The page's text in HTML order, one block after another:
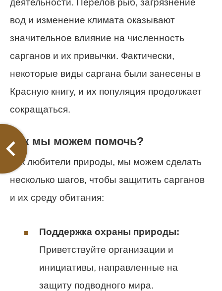
вод и изменение климата оказывают
значительное влияние на численность
сарганов и их привычки. Фактически,
некоторые виды саргана были занесены в
Красную книгу, и их популяция продолжает
сокращаться.
Как мы можем помочь?
Как любители природы, мы можем сделать
несколько шагов, чтобы защитить сарганов
и их среду обитания:
Поддержка охраны природы:
Приветствуйте организации и
инициативы, направленные на
защиту подводного мира.